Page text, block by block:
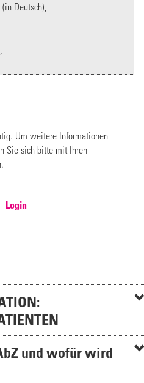
Deutsch),
Um weitere Informationen
Sie sich bitte mit Ihren
Login
und wofür wird